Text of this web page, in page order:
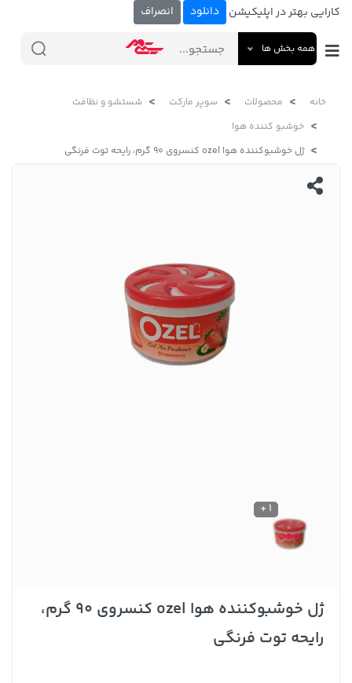
کارایی بهتر در اپلیکیشن دانلود انصراف
همه بخش ها
خانه محصولات سوپر مارکت
شستشو و نظافت
خوشبو کننده هوا
ژل خوشبوکننده هوا ozel کنسروی ۹۰ گرم، رایحه توت فرنگی
1 +
ژل خوشبوکننده هوا ozel کنسروی ۹۰ گرم،
رایحه توت فرنگی